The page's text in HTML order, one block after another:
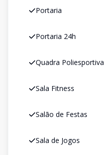
Portaria
Portaria 24h
Quadra Poliesportiva
Sala Fitness
Salão de Festas
Sala de Jogos